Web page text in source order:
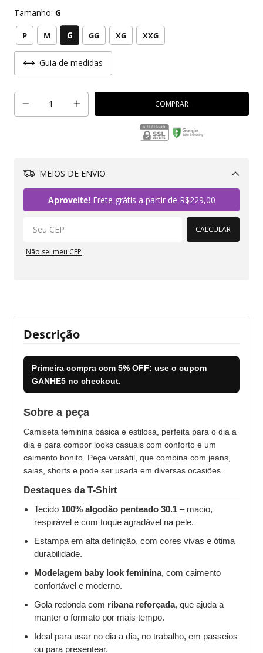
Tamanho: G
P M G GG XG XXG
Guia de medidas
MEIOS DE ENVIO
Aproveite!Frete grátis a partir de R$229,00
CALCULAR
Não sei meu CEP
Descrição
Primeira compra com 5% OFF: use o cupom
GANHE5 no checkout.
Sobre a peça
Camiseta feminina básica e estilosa, perfeita para o dia a
dia e para compor looks casuais com conforto e um
caimento bonito. Peça versátil, que combina com jeans,
saias, shorts e pode ser usada em diversas ocasiões.
Destaques da T-Shirt
Tecido 100% algodão penteado 30.1 – macio,
respirável e com toque agradável na pele.
Estampa em alta definição, com cores vivas e ótima
durabilidade.
Modelagem baby look feminina, com caimento
confortável e moderno.
Gola redonda com ribana reforçada, que ajuda a
manter o formato por mais tempo.
Ideal para usar no dia a dia, no trabalho, em passeios
ou para presentear.